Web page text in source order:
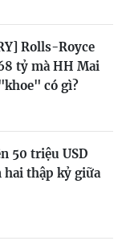
Rolls-Royce
tỷ mà HH Mai
có gì?
50 triệu USD
hai thập kỷ giữa